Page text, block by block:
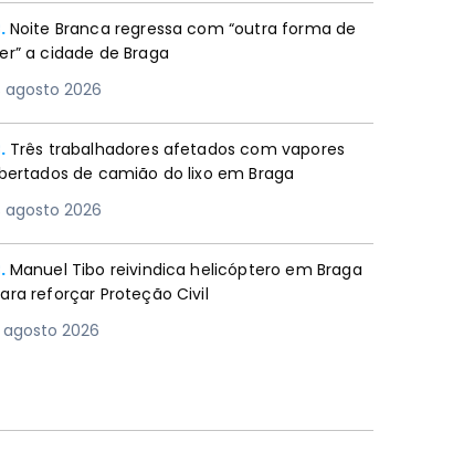
Noite Branca regressa com “outra forma de
a cidade de Braga
agosto 2026
Três trabalhadores afetados com vapores
de camião do lixo em Braga
agosto 2026
Manuel Tibo reivindica helicóptero em Braga
reforçar Proteção Civil
agosto 2026